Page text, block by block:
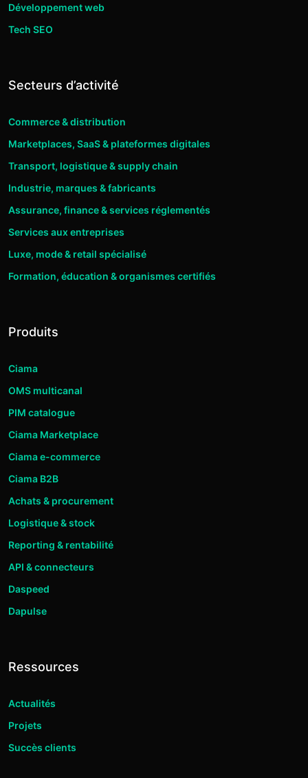
Développement web
Tech SEO
Secteurs d’activité
Commerce & distribution
Marketplaces, SaaS & plateformes digitales
Transport, logistique & supply chain
Industrie, marques & fabricants
Assurance, finance & services réglementés
Services aux entreprises
Luxe, mode & retail spécialisé
Formation, éducation & organismes certifiés
Produits
Ciama
OMS multicanal
PIM catalogue
Ciama Marketplace
Ciama e-commerce
Ciama B2B
Achats & procurement
Logistique & stock
Reporting & rentabilité
API & connecteurs
Daspeed
Dapulse
Ressources
Actualités
Projets
Succès clients